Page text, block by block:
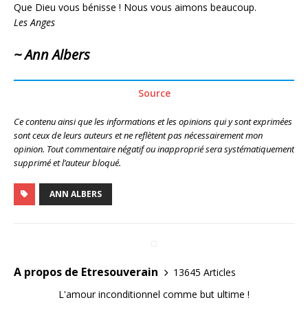
Que Dieu vous bénisse ! Nous vous aimons beaucoup.
Les Anges
~ Ann Albers
Source
Ce contenu ainsi que les informations et les opinions qui y sont exprimées
sont ceux de leurs auteurs et ne reflètent pas nécessairement mon
opinion. Tout commentaire négatif ou inapproprié sera systématiquement
supprimé et l’auteur bloqué.
ANN ALBERS
A propos de Etresouverain
13645 Articles
L'amour inconditionnel comme but ultime !